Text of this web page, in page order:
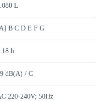
L
B C D E F G
h
dB(A) / C
220-240V; 50Hz